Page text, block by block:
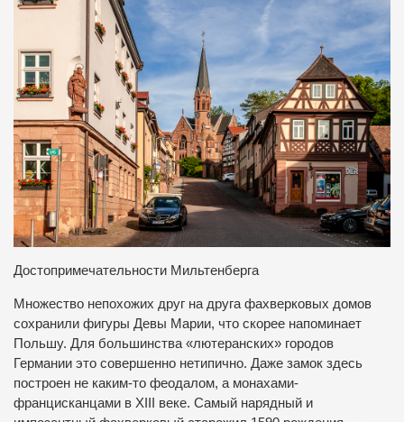
Достопримечательности Мильтенберга
Множество непохожих друг на друга фахверковых домов
сохранили фигуры Девы Марии, что скорее напоминает
Польшу. Для большинства «лютеранских» городов
Германии это совершенно нетипично. Даже замок здесь
построен не каким-то феодалом, а монахами-
францисканцами в XIII веке. Самый нарядный и